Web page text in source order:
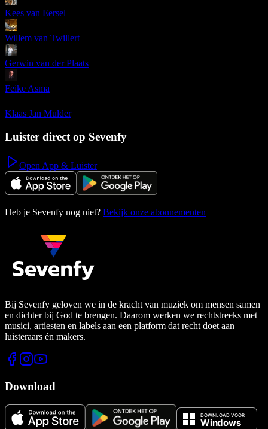
Kees van Eersel
Willem van Twillert
Gerwin van der Plaats
Feike Asma
Klaas Jan Mulder
Luister direct op Sevenfy
Open App & Luister
Heb je Sevenfy nog niet? Bekijk onze abonnementen
Bij Sevenfy geloven we in de kracht van muziek om mensen samen
en dichter bij God te brengen. Daarom werken we rechtstreeks met
musici, artiesten en labels aan een platform dat recht doet aan
luisteraars én makers.
Download